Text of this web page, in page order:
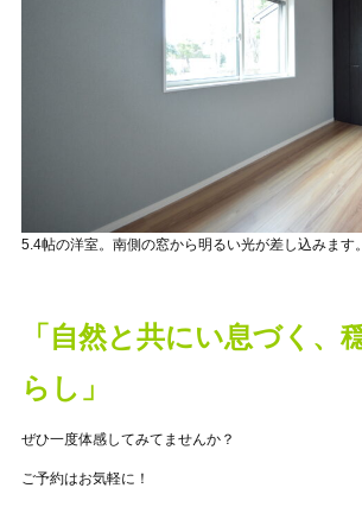
5.4帖の洋室。南側の窓から明るい光が差し込みます。
「自然と共にい息づく、
らし」
ぜひ一度体感してみてませんか？
ご予約はお気軽に！